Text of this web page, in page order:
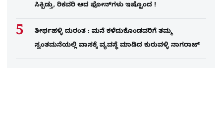
ಸಿಕ್ಬಿಡ್ತು, ರಿಕವರಿ ಆದ ಫೋನ್​ಗಳು​ ಇಷ್ಟೊಂದ !
ತೀರ್ಥಹಳ್ಳಿ ದುರಂತ : ಮನೆ ಕಳೆದುಕೊಂಡವರಿಗೆ ತಮ್ಮ
ಸ್ವಂತಮನೆಯಲ್ಲಿ ವಾಸಕ್ಕೆ ವ್ಯವಸ್ಥೆ ಮಾಡಿದ ಕುರುವಳ್ಳಿ ನಾಗರಾಜ್​​